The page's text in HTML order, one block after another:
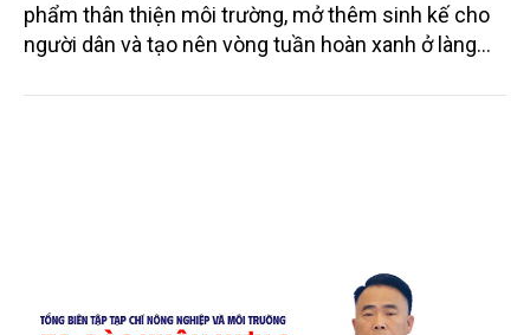
phẩm thân thiện môi trường, mở thêm sinh kế cho
người dân và tạo nên vòng tuần hoàn xanh ở làng
chén, dĩa... từ mo cau đã được thị trường trong nước